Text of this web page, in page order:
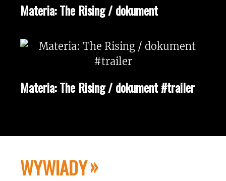
Materia: The Rising / dokument
Materia: The Rising / dokument #trailer
WYWIADY